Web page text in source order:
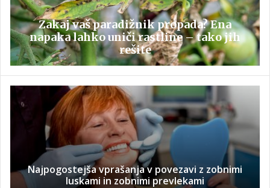
Zakaj vaš paradižnik propada? Ena
napaka lahko uniči rastline – tako jih
rešite
Najpogostejša vprašanja v povezavi z zobnimi
luskami in zobnimi prevlekami